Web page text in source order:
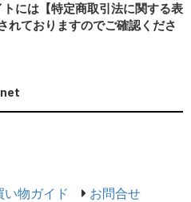
には【特定商取引法に関する表
れておりますのでご確認くださ
い物ガイド
お問合せ